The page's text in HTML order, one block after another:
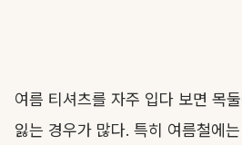
여름 티셔츠를 자주 입다 보면 목
잃는 경우가 많다. 특히 여름철에